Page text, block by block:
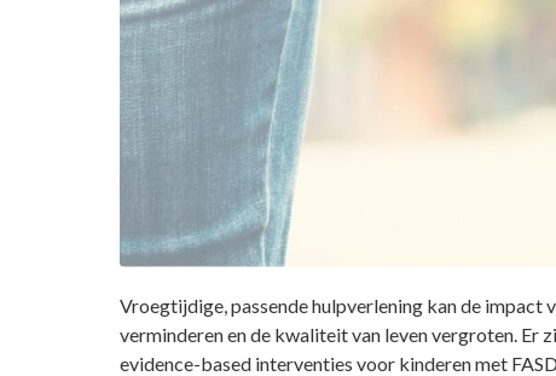
Vroegtijdige, passende hulpverlening kan de impact
verminderen en de kwaliteit van leven vergroten. Er
evidence-based interventies voor kinderen met